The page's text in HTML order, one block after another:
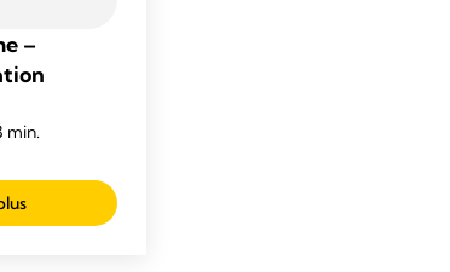
–
min.